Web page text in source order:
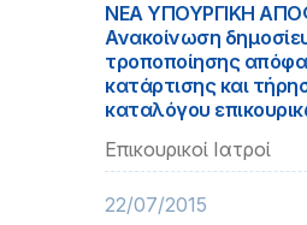
ΝΕΑ ΥΠΟΥΡΓΙΚΗ
Ανακοίνωση
τροποποίησης
κατάρτισης και
καταλόγου
Επικουρικοί Ιατροί
22/07/2015